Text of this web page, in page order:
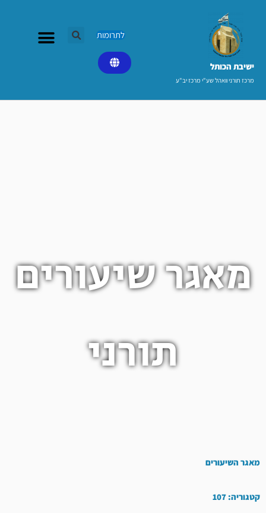
ישיבת הכותל​
מרכז תורני וואהל שע"י מרכז יב"ע
לתרומות
מאגר שיעורים
תורני
מאגר השיעורים
קטגוריה: 107